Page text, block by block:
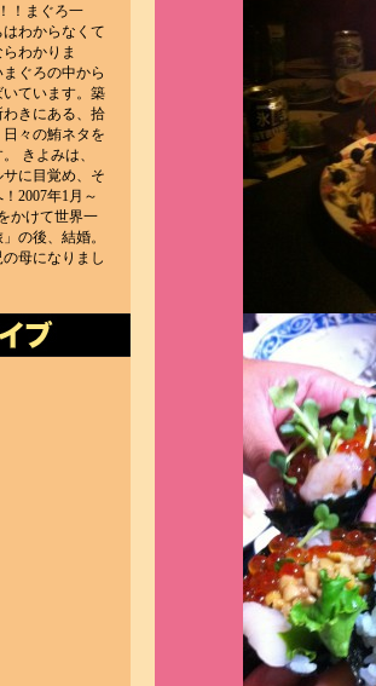
！まぐろ一
わからなくて
わかりま
ぐろの中から
ています。築
きにある、拾
々の鮪ネタを
きよみは、
に目覚め、そ
2007年1月～
かけて世界一
の後、結婚。
母になりまし